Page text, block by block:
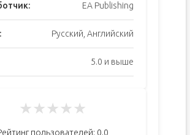
EA Publishing
Русский, Английский
5.0 и выше
★★★★★
пользователей: 0.0